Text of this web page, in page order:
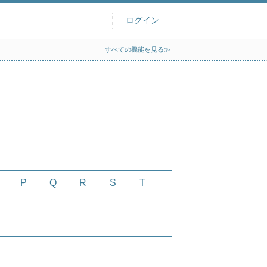
ログイン
すべての機能を見る≫
P Q R S T